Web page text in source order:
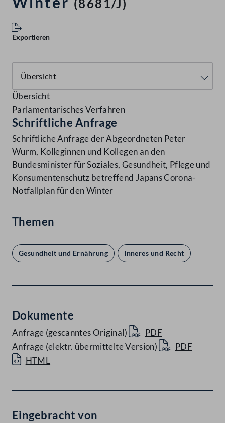
(8681/J)
Exportieren
Übersicht
Parlamentarisches Verfahren
Schriftliche Anfrage
Schriftliche Anfrage der Abgeordneten Peter
Wurm, Kolleginnen und Kollegen an den
Bundesminister für Soziales, Gesundheit, Pflege und
Konsumentenschutz betreffend Japans Corona-
Notfallplan für den Winter
Themen
Gesundheit und Ernährung Inneres und Recht
Dokumente
Anfrage (gescanntes Original)
PDF
Anfrage (elektr. übermittelte Version)
PDF
HTML
Eingebracht von